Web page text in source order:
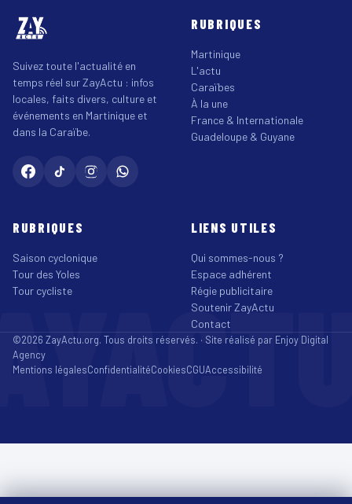
Suivez toute l'actualité en
temps réel sur ZayActu : infos
locales, faits divers, culture et
événements en Martinique et
dans la Caraïbe.
RUBRIQUES
Martinique
L'actu
Caraïbes
À la une
France & Internationale
Guadeloupe & Guyane
RUBRIQUES
Saison cyclonique
Tour des Yoles
Tour cycliste
LIENS UTILES
Qui sommes-nous ?
Espace adhérent
Régie publicitaire
Soutenir ZayActu
Contact
©2026 ZayActu.org. Tous droits réservés. · Site réalisé par Enjoy Digital
Agency
Mentions légalesConfidentialitéCookiesCGUAccessibilité